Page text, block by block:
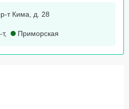
т Кима, д. 28
, Приморская